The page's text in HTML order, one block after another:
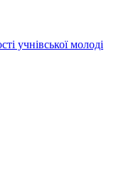
учнівської молоді